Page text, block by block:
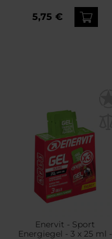
5,75 €
Enervit - Sport
Energiegel - 3 x 25 ml -